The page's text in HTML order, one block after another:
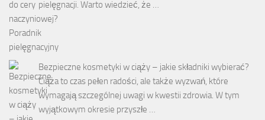
pielęgnacji. Warto wiedzieć, że …
Bezpieczne kosmetyki w ciąży – jakie składniki wybierać?
Ciąża to czas pełen radości, ale także wyzwań, które
wymagają szczególnej uwagi w kwestii zdrowia. W tym
wyjątkowym okresie przyszłe …